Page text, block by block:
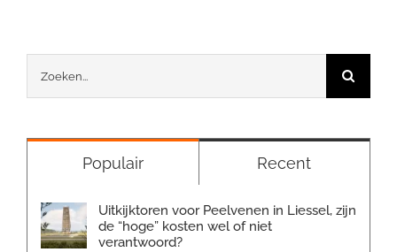
Zoeken
naar:
Populair Recent
Uitkijktoren voor Peelvenen in Liessel, zijn
de “hoge” kosten wel of niet
verantwoord?